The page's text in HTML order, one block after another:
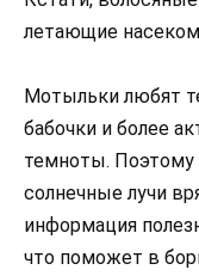
летающие
Мотыльки любят
бабочки и более
темноты.
солнечные лучи
информация
что поможет в